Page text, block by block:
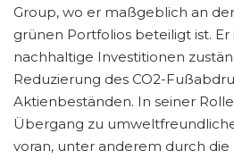
Group, wo er maßgeblich an
grünen Portfolios beteiligt ist.
nachhaltige Investitionen
Reduzierung des CO2-
Aktienbeständen. In seiner
Übergang zu
voran, unter anderem durch